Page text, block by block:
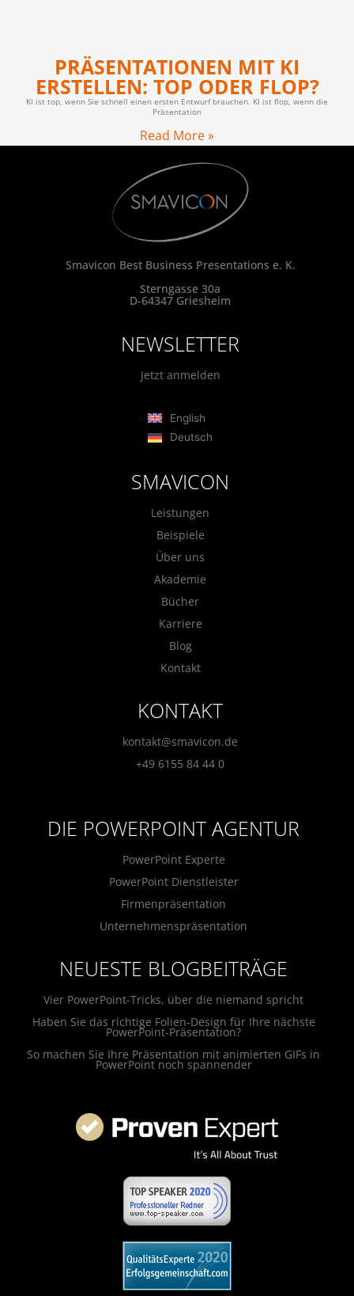
PRÄSENTATIONEN MIT KI
ERSTELLEN: TOP ODER FLOP?
KI ist top, wenn Sie schnell einen ersten Entwurf brauchen. KI ist flop, wenn die
Präsentation
Read More »
Smavicon Best Business Presentations e. K.
Sterngasse 30a
D-64347 Griesheim
NEWSLETTER
Jetzt anmelden
English
Deutsch
SMAVICON
Leistungen
Beispiele
Über uns
Akademie
Bücher
Karriere
Blog
Kontakt
KONTAKT
kontakt@smavicon.de
+49 6155 84 44 0
DIE POWERPOINT AGENTUR
PowerPoint Experte
PowerPoint Dienstleister
Firmenpräsentation
Unternehmenspräsentation
NEUESTE BLOGBEITRÄGE
Vier PowerPoint-Tricks, über die niemand spricht
Haben Sie das richtige Folien-Design für Ihre nächste
PowerPoint-Präsentation?
So machen Sie Ihre Präsentation mit animierten GIFs in
PowerPoint noch spannender